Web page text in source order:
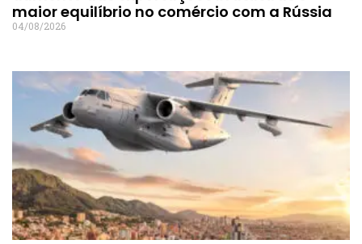
maior equilíbrio no comércio com a Rússia
04/08/2026